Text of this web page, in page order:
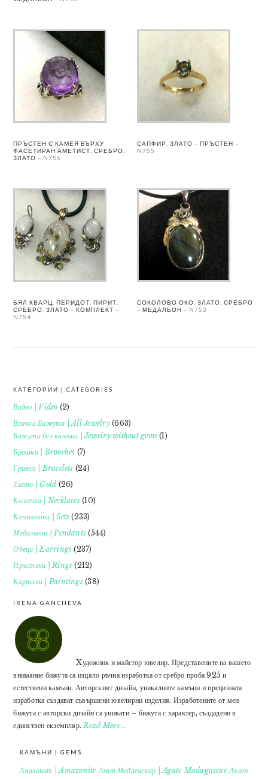
ПРЪСТЕН С КАМЕЯ ВЪРХУ
ФАСЕТИРАН АМЕТИСТ, СРЕБРО,
ЗЛАТО – N756
САПФИР, ЗЛАТО – ПРЪСТЕН –
N755
БЯЛ КВАРЦ, ПЕРИДОТ, ПИРИТ,
СРЕБРО, ЗЛАТО – КОМПЛЕКТ –
N754
СОКОЛОВО ОКО, ЗЛАТО, СРЕБРО
– МЕДАЛЬОН – N753
FOOTER
КАТЕГОРИИ | CATEGORIES
Видео | Video (2)
Всички Бижута | All Jewelry(663)
Бижута без камъни | Jewelry without gems (1)
Брошки | Brooches (7)
Гривни | Bracelets (24)
Злато | Gold (26)
Колиета | Necklaces(10)
Комплекти | Sets (233)
Медальони | Pendants (544)
Обеци | Earrings (237)
Пръстени | Rings (212)
Картини | Paintings(38)
IRENA GANCHEVA
Xудожник и майстор ювелир. Представените на вашето
внимание бижута са изцяло ръчна изработка от сребро проба 925 и
естествени камъни. Авторският дизайн, уникалните камъни и прецизната
изработка създават съвършени ювелирни изделия. Изработените от мен
бижута с авторски дизайн са уникати – бижута с характер, създадени в
единствен екземпляр.Read More…
КАМЪНИ | GEMS
Амазонит | Amazonite Ахат Мадагаскар | Agate Madagascar Ахат